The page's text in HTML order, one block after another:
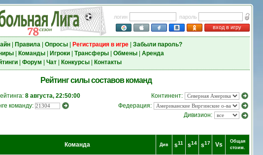
логин
пароль
вход в игру
| Правила| Опросы| Регистрация в игре| Забыли пароль?
| Команды| Игроки| Трансферы| Обмены| Аренда
| Форум Чат| Конкурсы| Контакты
Рейтинг силы составов команд
8 августа, 22:50:00
Континент:
команду:
Федерация:
Дивизион:
Команда Див s11 s14 s17 Vs
Общая
стоим.